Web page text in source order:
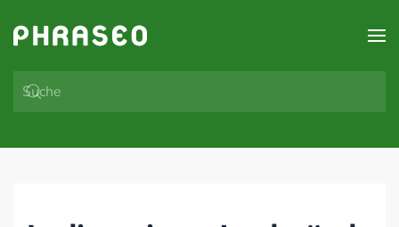
Zum Hauptinhalt springen